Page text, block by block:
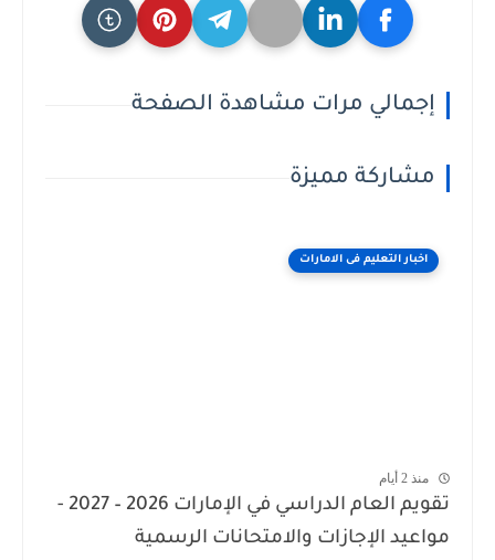
إجمالي مرات مشاهدة الصفحة
مشاركة مميزة
اخبار التعليم فى الامارات
تقويم العام الدراسي في الإمارات 2026 – 2027 -
الإجازات والامتحانات الرسمية